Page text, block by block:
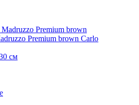
Premium brown Carlo
см